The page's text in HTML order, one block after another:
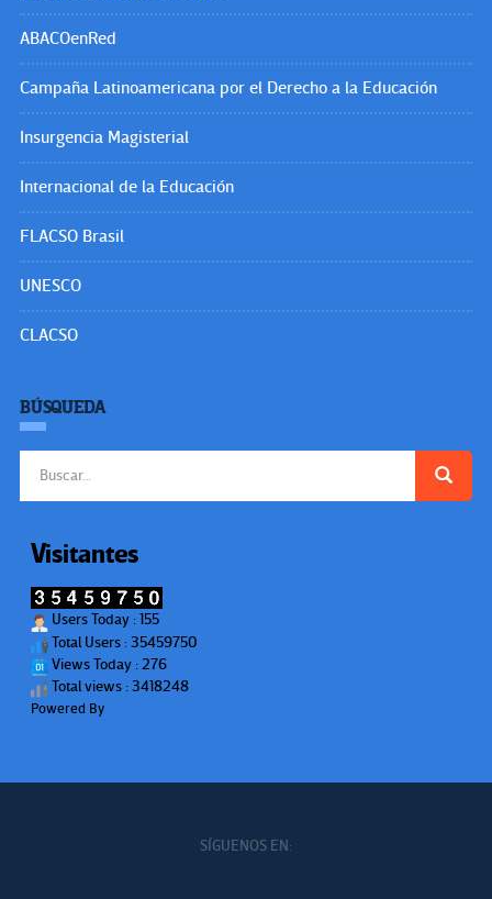
ABACOenRed
Campaña Latinoamericana por el Derecho a la Educación
Insurgencia Magisterial
Internacional de la Educación
FLACSO Brasil
UNESCO
CLACSO
BÚSQUEDA
Visitantes
Users Today : 155
Total Users : 35459750
Views Today : 276
Total views : 3418248
Powered By
SÍGUENOS EN: